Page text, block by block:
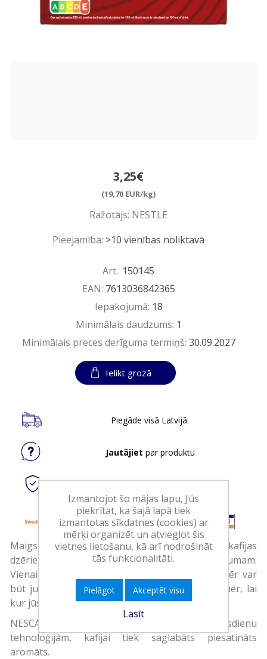
3,25€
(19,70 EUR/kg)
Ražotājs: NESTLE
Pieejamība: >10 vienības noliktavā
Art.: 150145
EAN: 7613036842365
Iepakojumā: 18
Minimālais daudzums: 1
Minimālais preces derīguma termiņš: 30.09.2027
Ielikt grozā
Piegāde visā Latvijā.
Jautājiet par produktu
Drošitiešsaistes maksājumi
Maigs un sabalansēts NESCAFÉ 3in1 Classic kafijas
dzēriens — lieliska izvēle labam dienas sākumam.
Vienai krūzei paredzēts ērts iepakojums vienmēr var
būt jums līdzās. Baudiet kafijas dzērienu vienmēr, lai
kur jūs būtu.
NESCAFÉ 3in1 Classic – pateicoties mūsdienu
tehnoloģijām, kafijai tiek saglabāts piesatināts
aromāts.
Izmantojot šo mājas lapu, Jūs
piekrītat, ka šajā lapā tiek
izmantotas sīkdatnes (cookies) ar
mērķi organizēt un atvieglot šis
vietnes lietošanu, kā arī nodrošināt
tās funkcionalitāti.
Pielāgot Akceptēt visu
Lasīt